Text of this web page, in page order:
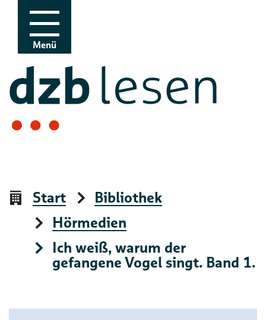
Zur Navigation
Zum Inhalt
Menü
Start
Bibliothek
Hörmedien
Ich weiß, warum der
gefangene Vogel singt. Band 1.